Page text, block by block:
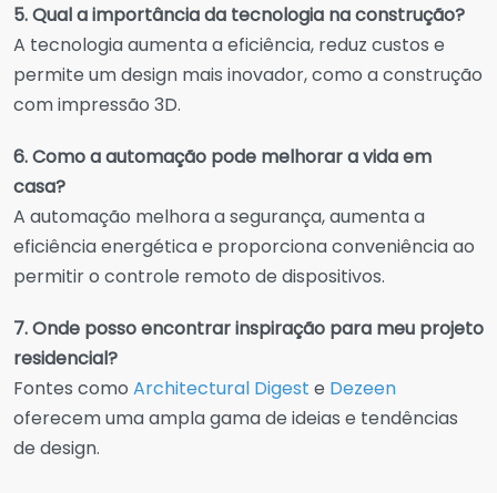
5. Qual a importância da tecnologia na construção?
A tecnologia aumenta a eficiência, reduz custos e
permite um design mais inovador, como a construção
com impressão 3D.
6. Como a automação pode melhorar a vida em
casa?
A automação melhora a segurança, aumenta a
eficiência energética e proporciona conveniência ao
permitir o controle remoto de dispositivos.
7. Onde posso encontrar inspiração para meu projeto
residencial?
Fontes como Architectural Digest e Dezeen
oferecem uma ampla gama de ideias e tendências
de design.